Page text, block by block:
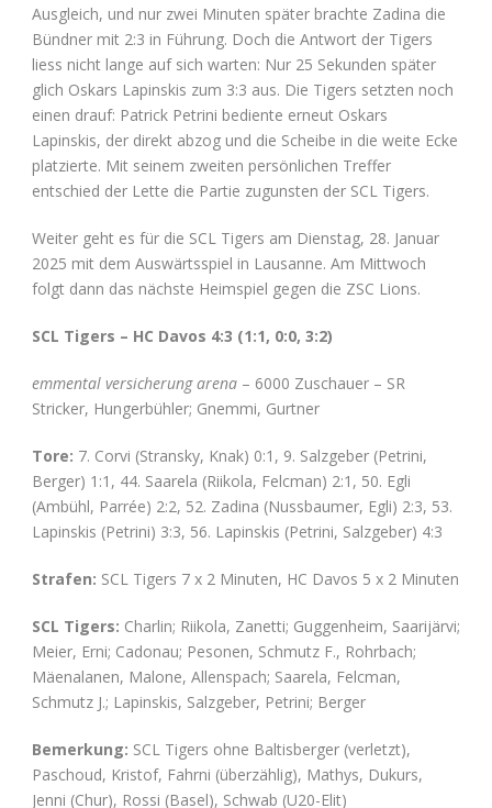
Ausgleich, und nur zwei Minuten später brachte Zadina die
Bündner mit 2:3 in Führung. Doch die Antwort der Tigers
liess nicht lange auf sich warten: Nur 25 Sekunden später
glich Oskars Lapinskis zum 3:3 aus. Die Tigers setzten noch
einen drauf: Patrick Petrini bediente erneut Oskars
Lapinskis, der direkt abzog und die Scheibe in die weite Ecke
platzierte. Mit seinem zweiten persönlichen Treffer
entschied der Lette die Partie zugunsten der SCL Tigers.
Weiter geht es für die SCL Tigers am Dienstag, 28. Januar
2025 mit dem Auswärtsspiel in Lausanne. Am Mittwoch
folgt dann das nächste Heimspiel gegen die ZSC Lions.
SCL Tigers – HC Davos 4:3 (1:1, 0:0, 3:2)
emmental versicherung arena – 6000 Zuschauer – SR
Stricker, Hungerbühler; Gnemmi, Gurtner
Tore: 7. Corvi (Stransky, Knak) 0:1, 9. Salzgeber (Petrini,
Berger) 1:1, 44. Saarela (Riikola, Felcman) 2:1, 50. Egli
(Ambühl, Parrée) 2:2, 52. Zadina (Nussbaumer, Egli) 2:3, 53.
Lapinskis (Petrini) 3:3, 56. Lapinskis (Petrini, Salzgeber) 4:3
Strafen: SCL Tigers 7 x 2 Minuten, HC Davos 5 x 2 Minuten
SCL Tigers: Charlin; Riikola, Zanetti; Guggenheim, Saarijärvi;
Meier, Erni; Cadonau; Pesonen, Schmutz F., Rohrbach;
Mäenalanen, Malone, Allenspach; Saarela, Felcman,
Schmutz J.; Lapinskis, Salzgeber, Petrini; Berger
Bemerkung: SCL Tigers ohne Baltisberger (verletzt),
Paschoud, Kristof, Fahrni (überzählig), Mathys, Dukurs,
Jenni (Chur), Rossi (Basel), Schwab (U20-Elit)